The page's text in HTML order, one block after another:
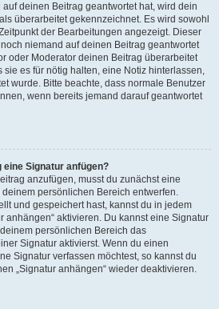
deinen Beitrag geantwortet hat, wird dein
überarbeitet gekennzeichnet. Es wird sowohl
der Bearbeitungen angezeigt. Dieser
niemand auf deinen Beitrag geantwortet
oder Moderator deinen Beitrag überarbeitet
sie es für nötig halten, eine Notiz hinterlassen,
wurde. Bitte beachte, dass normale Benutzer
wenn bereits jemand darauf geantwortet
Signatur anfügen?
anzufügen, musst du zunächst eine
persönlichen Bereich entwerfen.
und gespeichert hast, kannst du in jedem
anhängen“ aktivieren. Du kannst eine Signatur
persönlichen Bereich das
Signatur aktivierst. Wenn du einen
Signatur verfassen möchtest, so kannst du
„Signatur anhängen“ wieder deaktivieren.